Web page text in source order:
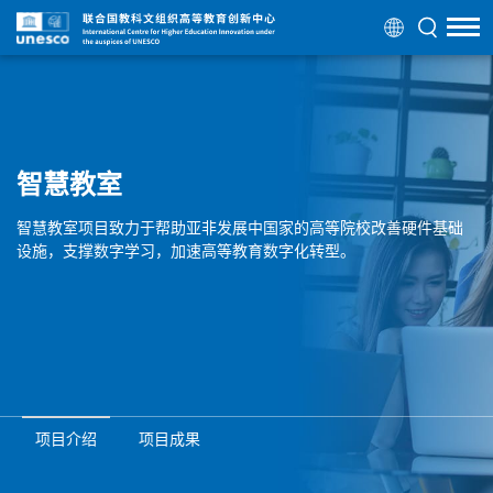
智慧教室
智慧教室项目致力于帮助亚非发展中国家的高等院校改善硬件基础
设施，支撑数字学习，加速高等教育数字化转型。
项目介绍 项目成果